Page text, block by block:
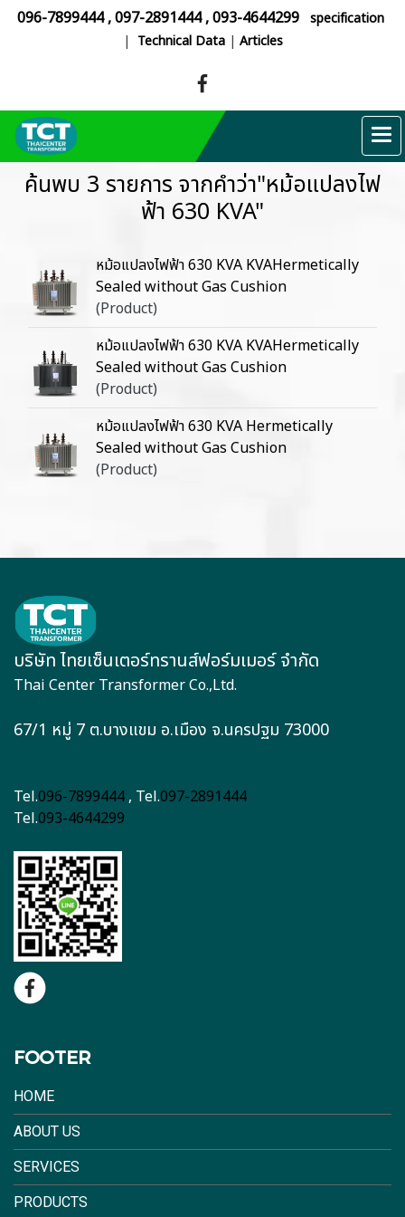
096-7899444,097-2891444,093-4644299 specification
| Technical Data| Articles
ค้นพบ 3 รายการ จากคำว่า"หม้อแปลงไฟ
ฟ้า 630 KVA"
หม้อแปลงไฟฟ้า 630 KVA KVAHermetically
Sealed without Gas Cushion
(Product)
หม้อแปลงไฟฟ้า 630 KVA KVAHermetically
Sealed without Gas Cushion
(Product)
หม้อแปลงไฟฟ้า 630 KVA Hermetically
Sealed without Gas Cushion
(Product)
บริษัท ไทยเซ็นเตอร์ทรานส์ฟอร์มเมอร์ จำกัด
Thai Center Transformer Co.,Ltd.
67/1 หมู่ 7 ต.บางแขม อ.เมือง จ.นครปฐม 73000
Tel.096-7899444, Tel.097-2891444
Tel.093-4644299
FOOTER
HOME
ABOUT US
SERVICES
PRODUCTS